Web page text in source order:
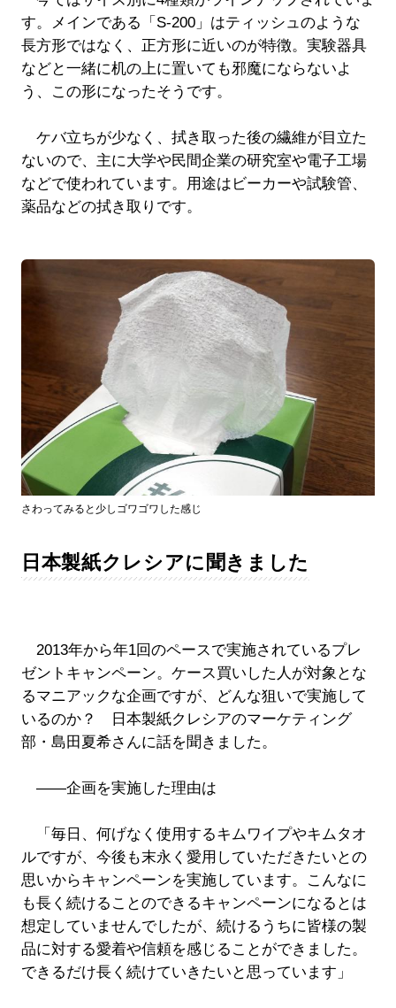
す。メインである「S-200」はティッシュのような
長方形ではなく、正方形に近いのが特徴。実験器具
などと一緒に机の上に置いても邪魔にならないよ
う、この形になったそうです。
ケバ立ちが少なく、拭き取った後の繊維が目立た
ないので、主に大学や民間企業の研究室や電子工場
などで使われています。用途はビーカーや試験管、
薬品などの拭き取りです。
さわってみると少しゴワゴワした感じ
日本製紙クレシアに聞きました
2013年から年1回のペースで実施されているプレ
ゼントキャンペーン。ケース買いした人が対象とな
るマニアックな企画ですが、どんな狙いで実施して
いるのか？ 日本製紙クレシアのマーケティング
部・島田夏希さんに話を聞きました。
――企画を実施した理由は
「毎日、何げなく使用するキムワイプやキムタオ
ルですが、今後も末永く愛用していただきたいとの
思いからキャンペーンを実施しています。こんなに
も長く続けることのできるキャンペーンになるとは
想定していませんでしたが、続けるうちに皆様の製
品に対する愛着や信頼を感じることができました。
できるだけ長く続けていきたいと思っています」